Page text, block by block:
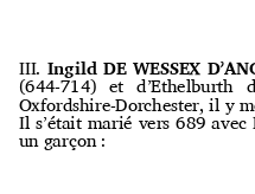
III. Ingild DE WESSEX
(644-714) et
Oxfordshire-Dorchester, il y
Il s’était marié vers 689 avec
un garçon :